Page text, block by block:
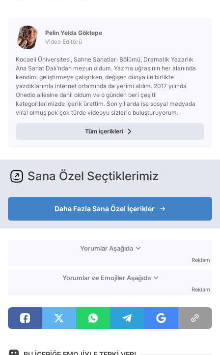
Pelin Yelda Göktepe
Video Editörü
Kocaeli Üniversitesi, Sahne Sanatları Bölümü, Dramatik Yazarlık
Ana Sanat Dalı’ndan mezun oldum. Yazma uğraşının her alanında
kendimi geliştirmeye çalışırken, değişen dünya ile birlikte
yazdıklarımla internet ortamında da yerimi aldım. 2017 yılında
Onedio ailesine dahil oldum ve o günden beri çeşitli
kategorilerimizde içerik ürettim. Son yıllarda ise sosyal medyada
viral olmuş pek çok türde videoyu sizlerle buluşturuyorum.
Tüm içerikleri
Sana Özel Seçtiklerimiz
Daha Fazla Sana Özel İçerikler
Yorumlar Aşağıda
Reklam
Yorumlar ve Emojiler Aşağıda
Reklam